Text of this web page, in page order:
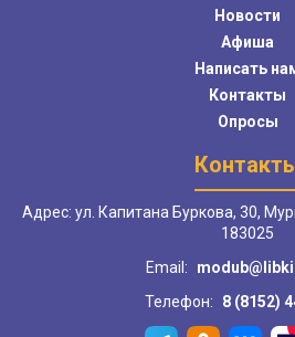
Новости
Афиша
Написать
Контакты
Опросы
Адрес: ул. Капитана Буркова, 30,
183025
Email:
Телефон:
8 (8152)